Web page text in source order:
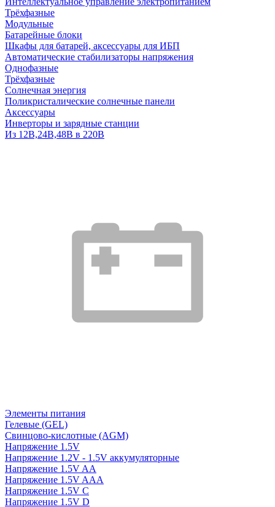
Трёхфазные
Модульные
Батарейные блоки
Шкафы для батарей, аксессуары для ИБП
Автоматические стабилизаторы напряжения
Однофазные
Трёхфазные
Солнечная энергия
Поликристалические солнечные панели
Аксессуары
Инверторы и зарядные станции
Из 12В,24В,48В в 220В
Элементы питания
Гелевые (GEL)
Свинцово-кислотные (AGM)
Напряжение 1.5V
Напряжение 1.2V - 1.5V аккумуляторные
Напряжение 1.5V AA
Напряжение 1.5V AAA
Напряжение 1.5V C
Напряжение 1.5V D